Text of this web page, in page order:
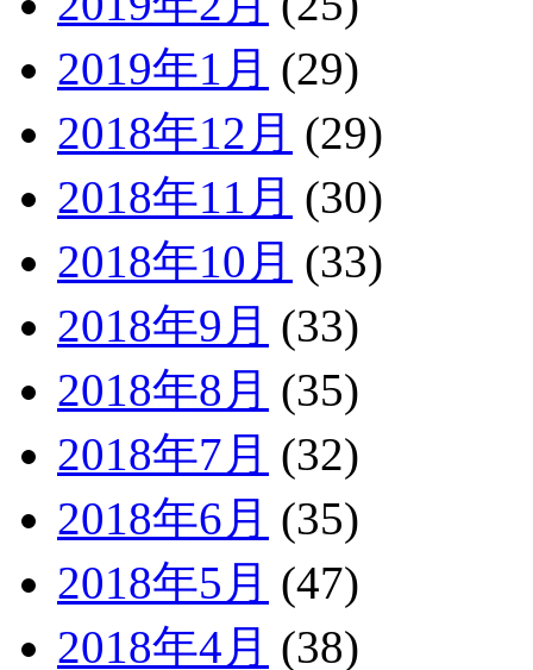
2019年1月 (29)
2018年12月 (29)
2018年11月 (30)
2018年10月 (33)
2018年9月 (33)
2018年8月 (35)
2018年7月 (32)
2018年6月 (35)
2018年5月 (47)
2018年4月 (38)